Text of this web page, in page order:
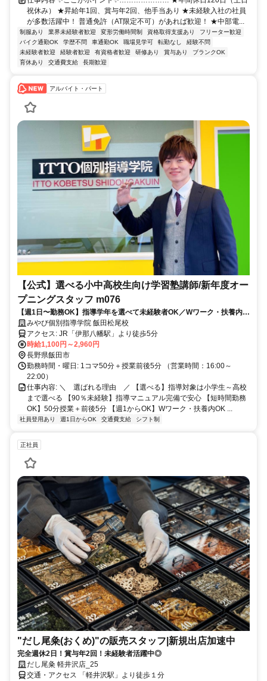
祝休み） ★昇給年1回、賞与年2回、他手当あり ★未経験入社の社員
が多数活躍中！ 普通免許（AT限定不可）があれば歓迎！ ★中部電...
制服あり 業界未経験者歓迎 変形労働時間制 資格取得支援あり
フリーター歓迎
バイク通勤OK
学歴不問 車通勤OK 職場見学可 転勤なし
経験不問
未経験者歓迎
経験者歓迎 有資格者歓迎 研修あり 賞与あり
ブランクOK
育休あり
交通費支給 長期歓迎
アルバイト・パート
【公式】選べる小中高校生向け学習塾講師/新年度オー
プニングスタッフ m076
【週1日〜勤務OK】指導学年を選べて未経験者OK／Wワーク・扶養内
OK／大学生・専門学校生・フリーター・主婦活躍中
みやび個別指導学院 飯田松尾校
アクセス: JR「伊那八幡駅」より徒歩5分
時給1,100円～2,960円
長野県飯田市
勤務時間・曜日: 1コマ50分＋授業前後5分 （営業時間：16:00～
22:00）
仕事内容: ＼ 選ばれる理由 ／ 【選べる】指導対象は小学生～高校
まで選べる 【90％未経験】指導マニュアル完備で安心 【短時間勤務
OK】50分授業＋前後5分 【週1からOK】Wワーク・扶養内OK ...
社員登用あり 週1日からOK 交通費支給 シフト制
正社員
"だし尾粂(おくめ)"の販売スタッフ|新規出店加速中
完全週休2日！賞与年2回！未経験者活躍中◎
だし尾粂 軽井沢店_25
交通・アクセス 「軽井沢駅」より徒歩１分